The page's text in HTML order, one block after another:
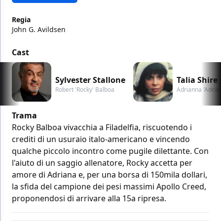
Regia
John G. Avildsen
Cast
Sylvester Stallone
Robert 'Rocky' Balboa
Talia Shire
Adrianna
Trama
Rocky Balboa vivacchia a Filadelfia, riscuotendo i
crediti di un usuraio italo-americano e vincendo
qualche piccolo incontro come pugile dilettante. Con
l'aiuto di un saggio allenatore, Rocky accetta per
amore di Adriana e, per una borsa di 150mila dollari,
la sfida del campione dei pesi massimi Apollo Creed,
proponendosi di arrivare alla 15a ripresa.